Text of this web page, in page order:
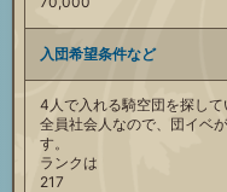
入団希望条件など
4人で入れる騎空団を探して
全員社会人なので、団イベ
す。
ランクは
217